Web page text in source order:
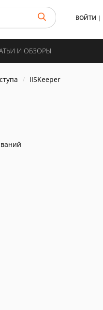
ВОЙТИ |
И ОБЗОРЫ
IISKeeper